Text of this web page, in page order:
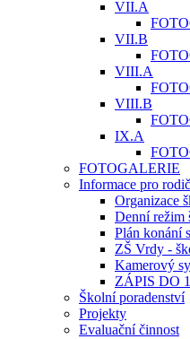
VII.A
VII.B
VIII.A
VIII.B
IX.A
FOTOGALERIE
Informace pro
Organizace
Denní režim
Plán konání
ZŠ Vrdy -
Kamerový
ZÁPIS DO
Školní poradenství
Projekty
Evaluační činnost